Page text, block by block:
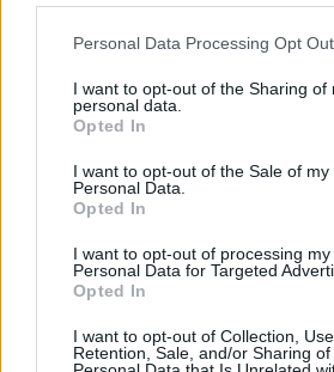
Please note that this website/app uses
not limited to your visit or usage
grant or deny consent to Google and
use your data for below specified
consent section.
Personal Data Processing Opt
I want to opt-out of the Sharing of
personal data.
Opted In
I want to opt-out of the Sale of my
Personal Data.
Opted In
I want to opt-out of processing my
Personal Data for Targeted
Opted In
I want to opt-out of Collection, Use,
Retention, Sale, and/or Sharing of
Βασική προϋπόθεση είναι οι
δικαιούχοι των παροχών του ΛΑΕ/
διαθέτουν ενεργή ασφαλιστική